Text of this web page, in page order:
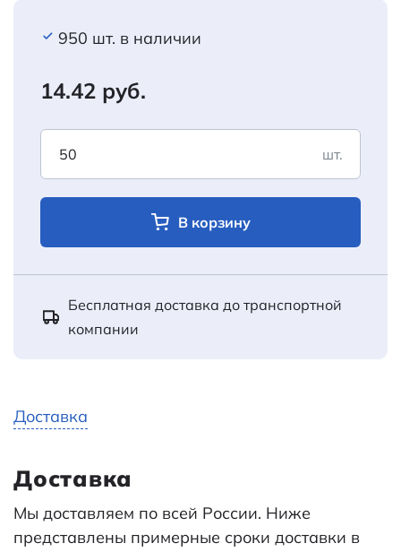
950 шт. в наличии
14.42 руб.
шт.
В корзину
Бесплатная доставка до транспортной
компании
Доставка
Доставка
Мы доставляем по всей России. Ниже
представлены примерные сроки доставки в